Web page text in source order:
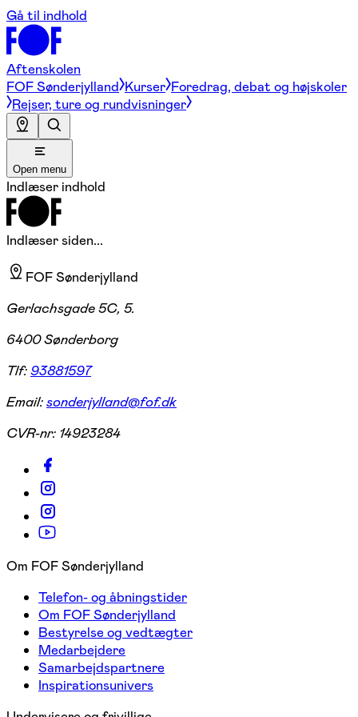
Gå til indhold
Aftenskolen
FOF Sønderjylland Kurser Foredrag, debat og højskoler
Rejser, ture og rundvisninger
Open menu
Indlæser indhold
Indlæser siden...
FOF Sønderjylland
Gerlachsgade 5C, 5.
6400 Sønderborg
Tlf:93881597
Email:sonderjylland@fof.dk
CVR-nr: 14923284
Om FOF Sønderjylland
Telefon- og åbningstider
Om FOF Sønderjylland
Bestyrelse og vedtægter
Medarbejdere
Samarbejdspartnere
Inspirationsunivers